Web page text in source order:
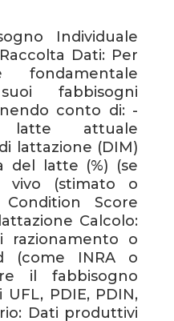
Individuale
Dati: Per
fabbisogni
conto di: -
latte attuale
lattazione (DIM)
del latte (%) (se
vivo (stimato o
Score
Calcolo:
razionamento o
(come INRA o
il fabbisogno
PDIE, PDIN,
Dati produttivi